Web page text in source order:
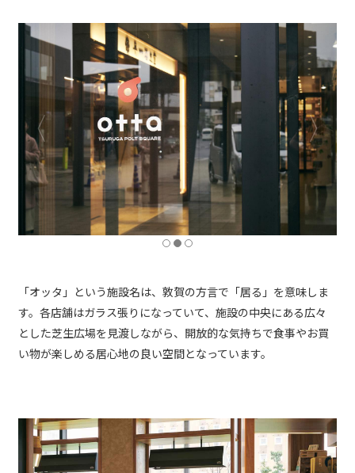
「オッタ」という施設名は、敦賀の方言で「居る」を意味しま
す。各店舗はガラス張りになっていて、施設の中央にある広々
とした芝生広場を見渡しながら、開放的な気持ちで食事やお買
い物が楽しめる居心地の良い空間となっています。